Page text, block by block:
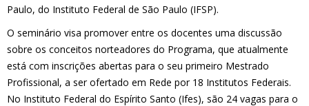
Paulo, do Instituto Federal de São Paulo (IFSP).
O seminário visa promover entre os docentes uma discussão
sobre os conceitos norteadores do Programa, que atualmente
está com inscrições abertas para o seu primeiro Mestrado
Profissional, a ser ofertado em Rede por 18 Institutos Federais.
No Instituto Federal do Espírito Santo (Ifes), são 24 vagas para o